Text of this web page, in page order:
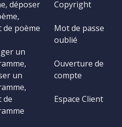
déposer
de poème
un
un
de
Copyright
Mot de passe
oublié
Ouverture de
compte
Espace Client